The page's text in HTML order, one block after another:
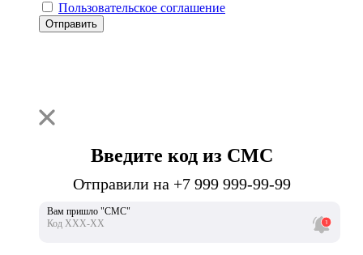
Пользовательское соглашение
Отправить
Введите код из СМС
Отправили на +7 999 999-99-99
Вам пришло "СМС"
Код ХХХ-ХХ